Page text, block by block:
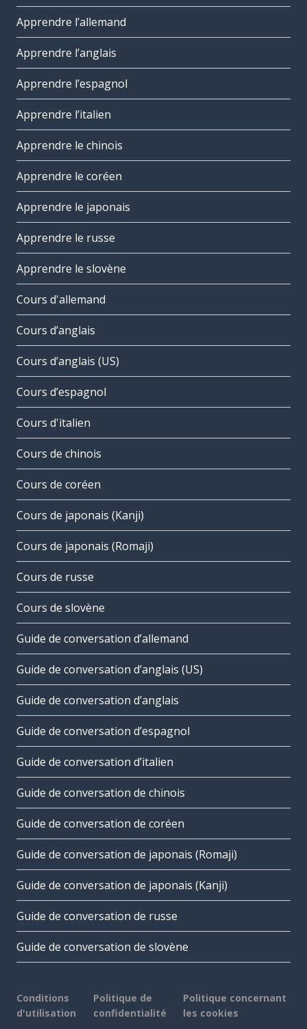
Apprendre l’allemand
Apprendre l’anglais
Apprendre l’espagnol
Apprendre l’italien
Apprendre le chinois
Apprendre le coréen
Apprendre le japonais
Apprendre le russe
Apprendre le slovène
Cours d'allemand
Cours d’anglais
Cours d’anglais (US)
Cours d’espagnol
Cours d'italien
Cours de chinois
Cours de coréen
Cours de japonais (Kanji)
Cours de japonais (Romaji)
Cours de russe
Cours de slovène
Guide de conversation d’allemand
Guide de conversation d’anglais (US)
Guide de conversation d’anglais
Guide de conversation d’espagnol
Guide de conversation d’italien
Guide de conversation de chinois
Guide de conversation de coréen
Guide de conversation de japonais (Romaji)
Guide de conversation de japonais (Kanji)
Guide de conversation de russe
Guide de conversation de slovène
Conditions
d'utilisation
Politique de
confidentialité
Politique concernant
les cookies